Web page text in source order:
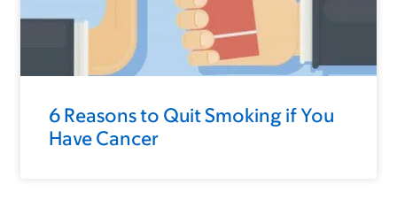
6 Reasons to Quit Smoking if You
Have Cancer